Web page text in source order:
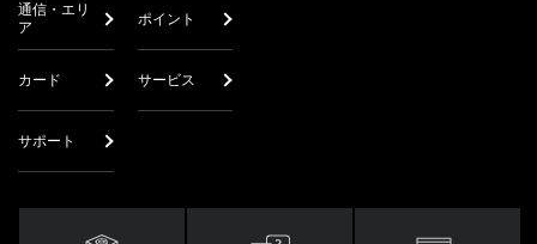
通信・エリ
ア
ポイント
カード サービス
サポート